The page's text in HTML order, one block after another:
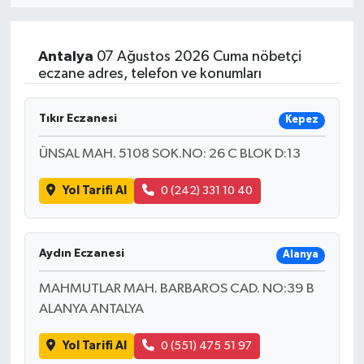
Antalya 07 Ağustos 2026 Cuma nöbetçi
eczane adres, telefon ve konumları
Tıkır Eczanesi Kepez
ÜNSAL MAH. 5108 SOK.NO: 26 C BLOK D:13
Yol Tarifi Al 0 (242) 331 10 40
Aydın Eczanesi Alanya
MAHMUTLAR MAH. BARBAROS CAD. NO:39 B
ALANYA ANTALYA
Yol Tarifi Al 0 (551) 475 51 97
Sağlık
Siyaset
Spor
Yaşam